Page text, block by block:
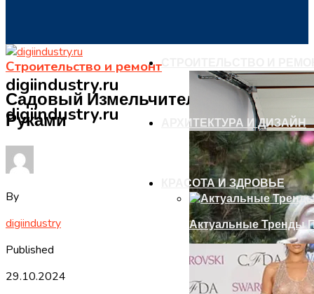
digiindustry.ru
digiindustry.ru
СТРОИТЕЛЬСТВО И
АРХИТЕКТУРА И ДИЗАЙН
КРАСОТА И ЗДРОВЬЕ
Актуальные Тренды
Строительство и ремонт
Садовый Измельчитель Своими
Руками
By
digiindustry
Published
29.10.2024